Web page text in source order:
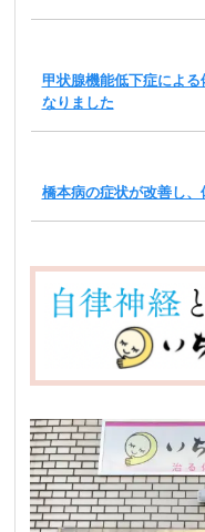
甲状腺機能低下症によ
なりました
橋本病の症状が改善し